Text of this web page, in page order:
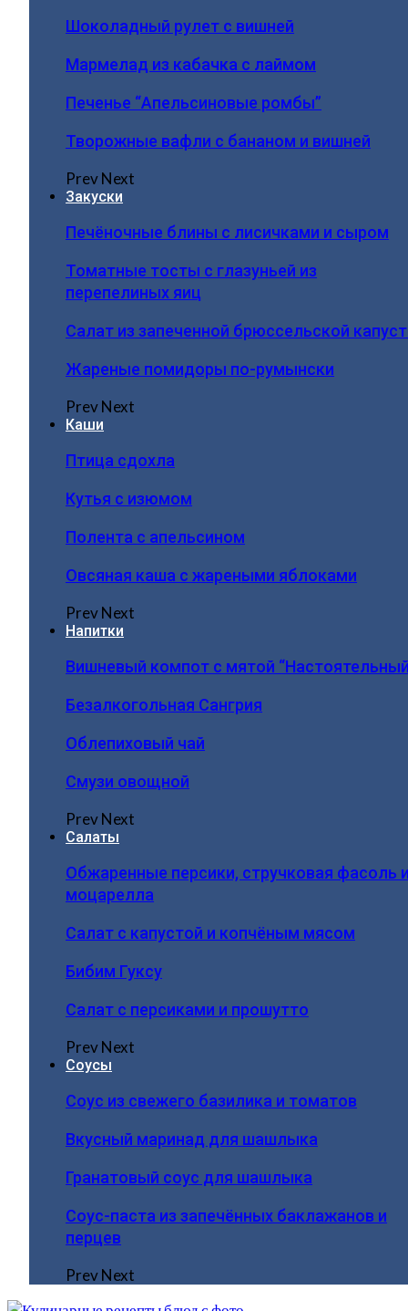
Шоколадный рулет с вишней
Мармелад из кабачка с лаймом
Печенье “Апельсиновые ромбы”
Творожные вафли с бананом и вишней
PrevNext
Закуски
Печёночные блины с лисичками и сыром
Томатные тосты с глазуньей из
перепелиных яиц
Салат из запеченной брюссельской
Жареные помидоры по-румынски
PrevNext
Каши
Птица сдохла
Кутья с изюмом
Полента с апельсином
Овсяная каша с жареными яблоками
PrevNext
Напитки
Вишневый компот с мятой
Безалкогольная Сангрия
Облепиховый чай
Смузи овощной
PrevNext
Салаты
Обжаренные персики, стручковая фасоль
моцарелла
Салат с капустой и копчёным мясом
Бибим Гуксу
Салат с персиками и прошутто
PrevNext
Соусы
Соус из свежего базилика и томатов
Вкусный маринад для шашлыка
Гранатовый соус для шашлыка
Соус-паста из запечённых баклажанов и
перцев
PrevNext